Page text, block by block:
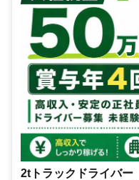
2tトラックドライバー